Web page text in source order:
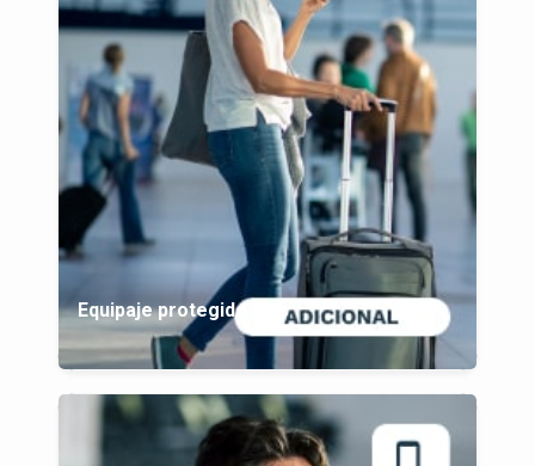
Equipaje protegido plus